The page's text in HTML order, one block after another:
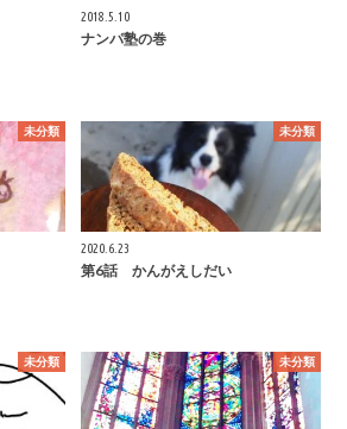
2018.5.10
ナンパ塾の巻
未分類 未分類
2020.6.23
第6話 かんがえしだい
未分類 未分類